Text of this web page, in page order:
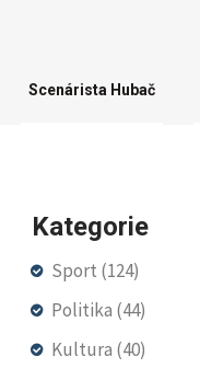
Scenárista Hubač
Kategorie
Sport (124)
Politika (44)
Kultura (40)